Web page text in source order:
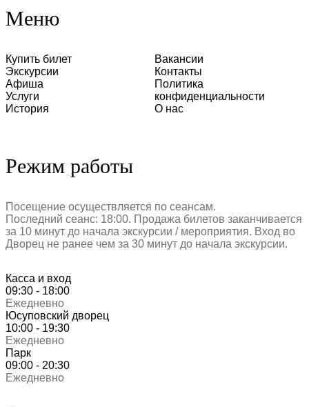
Меню
Купить билет
Экскурсии
Афиша
Услуги
История
Вакансии
Контакты
Политика
конфиденциальности
О нас
Режим работы
Посещение осуществляется по сеансам.
Последний сеанс: 18:00. Продажа билетов заканчивается
за 10 минут до начала экскурсии / мероприятия. Вход во
Дворец не ранее чем за 30 минут до начала экскурсии.
Касса и вход
09:30 - 18:00
Ежедневно
Юсуповский дворец
10:00 - 19:30
Ежедневно
Парк
09:00 - 20:30
Ежедневно